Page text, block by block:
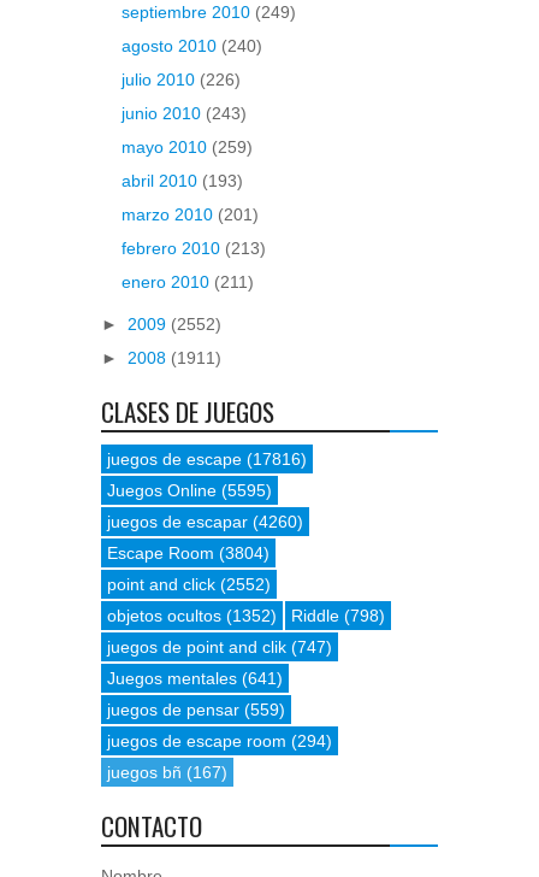
septiembre 2010 (249)
agosto 2010 (240)
julio 2010 (226)
junio 2010 (243)
mayo 2010 (259)
abril 2010 (193)
marzo 2010 (201)
febrero 2010 (213)
enero 2010 (211)
► 2009 (2552)
► 2008 (1911)
CLASES DE JUEGOS
juegos de escape (17816)
Juegos Online (5595)
juegos de escapar (4260)
Escape Room (3804)
point and click (2552)
objetos ocultos (1352) Riddle (798)
juegos de point and clik (747)
Juegos mentales (641)
juegos de pensar (559)
juegos de escape room (294)
juegos bñ (167)
CONTACTO